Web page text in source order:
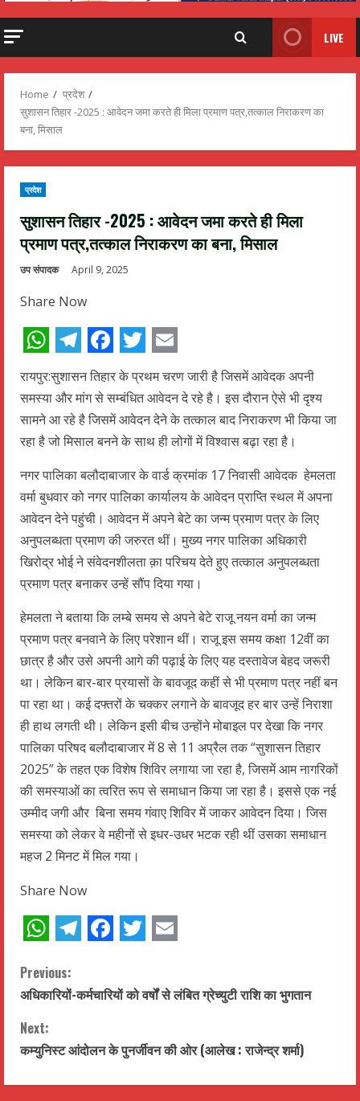
LIVE
Home
प्रदेश
सुशासन तिहार -2025 : आवेदन जमा करते ही मिला प्रमाण पत्र,तत्काल निराकरण का
बना, मिसाल
प्रदेश
सुशासन तिहार -2025 : आवेदन जमा करते ही मिला
प्रमाण पत्र,तत्काल निराकरण का बना, मिसाल
उप संपादक April 9, 2025
Share Now
WhatsApp
Telegram
Facebook
Twitter
Email
रायपुर:सुशासन तिहार के प्रथम चरण जारी है जिसमें आवेदक अपनी
समस्या और मांग से सम्बंधित आवेदन दे रहे है। इस दौरान ऐसे भी दृश्य
सामने आ रहे है जिसमें आवेदन देने के तत्काल बाद निराकरण भी किया जा
रहा है जो मिसाल बनने के साथ ही लोगों में विश्वास बढ़ा रहा है।
नगर पालिका बलौदाबाजार के वार्ड क्रमांक 17 निवासी आवेदक हेमलता
वर्मा बुधवार को नगर पालिका कार्यालय के आवेदन प्राप्ति स्थल में अपना
आवेदन देने पहुंची। आवेदन में अपने बेटे का जन्म प्रमाण पत्र के लिए
अनुपलब्धता प्रमाण की जरुरत थीं। मुख्य नगर पालिका अधिकारी
खिरोद्र भोई ने संवेदनशीलता क़ा परिचय देते हुए तत्काल अनुपलब्धता
प्रमाण पत्र बनाकर उन्हें सौंप दिया गया।
हेमलता ने बताया कि लम्बे समय से अपने बेटे राजू नयन वर्मा का जन्म
प्रमाण पत्र बनवाने के लिए परेशान थीं। राजू इस समय कक्षा 12वीं का
छात्र है और उसे अपनी आगे की पढ़ाई के लिए यह दस्तावेज बेहद जरूरी
था। लेकिन बार-बार प्रयासों के बावजूद कहीं से भी प्रमाण पत्र नहीं बन
पा रहा था। कई दफ्तरों के चक्कर लगाने के बावजूद हर बार उन्हें निराशा
ही हाथ लगती थी। लेकिन इसी बीच उन्होंने मोबाइल पर देखा कि नगर
पालिका परिषद बलौदाबाजार में 8 से 11 अप्रैल तक “सुशासन तिहार
2025” के तहत एक विशेष शिविर लगाया जा रहा है, जिसमें आम नागरिकों
की समस्याओं का त्वरित रूप से समाधान किया जा रहा है। इससे एक नई
उम्मीद जगी और बिना समय गंवाए शिविर में जाकर आवेदन दिया। जिस
समस्या को लेकर वे महीनों से इधर-उधर भटक रही थीं उसका समाधान
महज 2 मिनट में मिल गया।
Share Now
C
o
n
t
Previous:
अधिकारियों-कर्मचारियों को वर्षों से लंबित ग्रेच्युटी राशि का भुगतान
Next:
कम्युनिस्ट आंदोलन के पुनर्जीवन की ओर (आलेख : राजेन्द्र शर्मा)